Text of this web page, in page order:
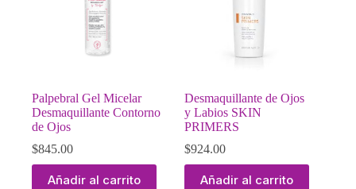
Palpebral Gel Micelar
Desmaquillante Contorno
de Ojos
$845.00
Añadir al carrito
Desmaquillante de Ojos
y Labios SKIN
PRIMERS
$924.00
Añadir al carrito